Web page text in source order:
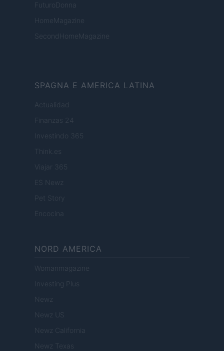
FuturoDonna
HomeMagazine
SecondHomeMagazine
SPAGNA E AMERICA LATINA
Actualidad
Finanzas 24
Investindo 365
Think.es
Viajar 365
ES Newz
Pet Story
Encocina
NORD AMERICA
Womanmagazine
Investing Plus
Newz
Newz US
Newz California
Newz Texas